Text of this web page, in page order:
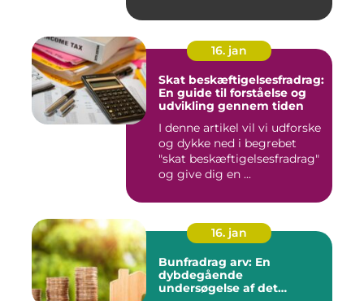
16. jan
Skat beskæftigelsesfradrag:
En guide til forståelse og
udvikling gennem tiden
I denne artikel vil vi udforske
og dykke ned i begrebet
"skat beskæftigelsesfradrag"
og give dig en ...
16. jan
Bunfradrag arv: En
dybdegående
undersøgelse af det